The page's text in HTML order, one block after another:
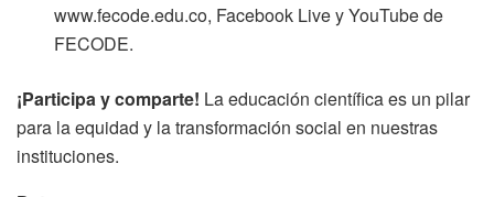
www.fecode.edu.co, Facebook Live y YouTube de
FECODE.
¡Participa y comparte! La educación científica es un pilar
para la equidad y la transformación social en nuestras
instituciones.